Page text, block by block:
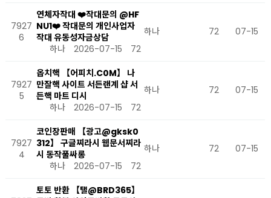
7927
6
연체자작대 ❤️작대문의 @HF
NU1❤️ 작대문의 개인사업자
작대 유동성자금상담
하나
2026-07-15 72
하나 72 07-15
7927
5
옵치핵 【어피치.C0M】 나
만잘핵 사이트 서든랜계 샵 서
든핵 마트 디시
하나
2026-07-15 72
하나 72 07-15
7927
4
코인장판매 【광고@gksk0
312】 구글찌라시 웹문서찌라
시 동작풀싸롱
하나
2026-07-15 72
하나 72 07-15
토토 반환 【탤@BRD365】